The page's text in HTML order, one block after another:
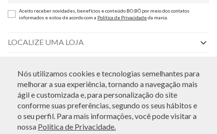
Nós utilizamos cookies e tecnologias semelhantes para
melhorar a sua experiência, tornando a navegação mais
ágil e customizada e, para personalização do site
conforme suas preferências, segundo os seus hábitos e
o seu perfil. Para mais informações, você pode visitar a
nossa Política de Privacidade.
Aceito receber novidades, benefícios e conteúdo BO.BÔ por meio dos contatos
informados e estou de acordo com a Política de Privacidadeda marca.
LOCALIZE UMA LOJA
Nossas Lojas
By Appointment
Sobre a BO.BÔ
Políticas de Privacidade
AJUDA E SUPORTE
Central de Preferências
Central de Atendimento